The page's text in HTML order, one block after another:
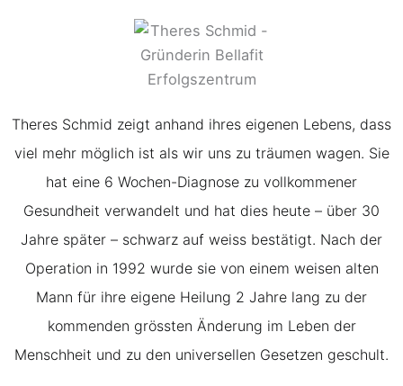
Theres Schmid zeigt anhand ihres eigenen Lebens, dass
viel mehr möglich ist als wir uns zu träumen wagen. Sie
hat eine 6 Wochen-Diagnose zu vollkommener
Gesundheit verwandelt und hat dies heute – über 30
Jahre später – schwarz auf weiss bestätigt. Nach der
Operation in 1992 wurde sie von einem weisen alten
Mann für ihre eigene Heilung 2 Jahre lang zu der
kommenden grössten Änderung im Leben der
Menschheit und zu den universellen Gesetzen geschult.